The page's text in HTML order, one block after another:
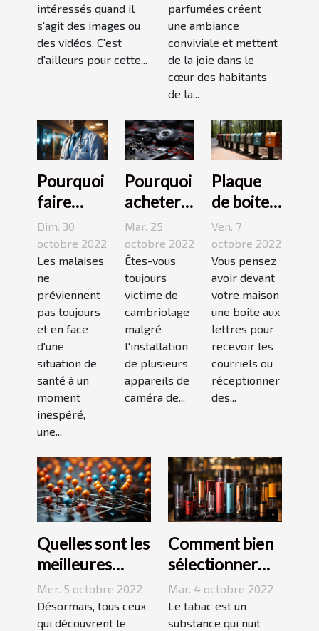
intéressés quand il
s'agit des images ou
des vidéos. C'est
d'ailleurs pour cette...
parfumées créent
une ambiance
conviviale et mettent
de la joie dans le
cœur des habitants
de la...
Pourquoi
faire
appel à
une
maison
médicale
de garde
?
Dim. 30
octobre 2022
Les malaises
ne
préviennent
pas toujours
et en face
d'une
situation de
santé à un
moment
inespéré,
une...
Pourquoi
acheter
une
caméra
espion ?
Mar. 25
octobre 2022
Êtes-vous
toujours
victime de
cambriolage
malgré
l'installation
de plusieurs
appareils de
caméra de...
Plaque
de boite
aux
lettres :3
conseils
pour bien
choisir un
bon
modèle
Ven. 7
octobre 2022
Vous pensez
avoir devant
votre maison
une boite aux
lettres pour
recevoir les
courriels ou
réceptionner
des...
Quelles sont les
meilleures
stratégies de
netlinking ?
Mer. 5 octobre 2022
Désormais, tous ceux
qui découvrent le
Comment bien
sélectionner
une cigarette
électronique ?
Mar. 4 octobre 2022
Le tabac est un
substance qui nuit